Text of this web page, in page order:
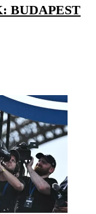
BUDAPEST